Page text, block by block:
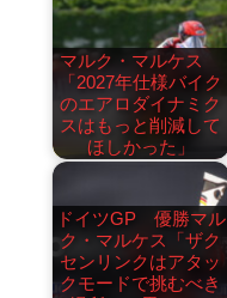
マルク・マルケス
「2027年仕様バイク
のエアロダイナミク
スはもっと削減して
ほしかった」
ドイツGP 優勝マル
ク・マルケス「ザク
センリンクはアタッ
クモードで挑むべき